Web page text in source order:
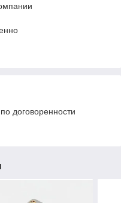
договоренности